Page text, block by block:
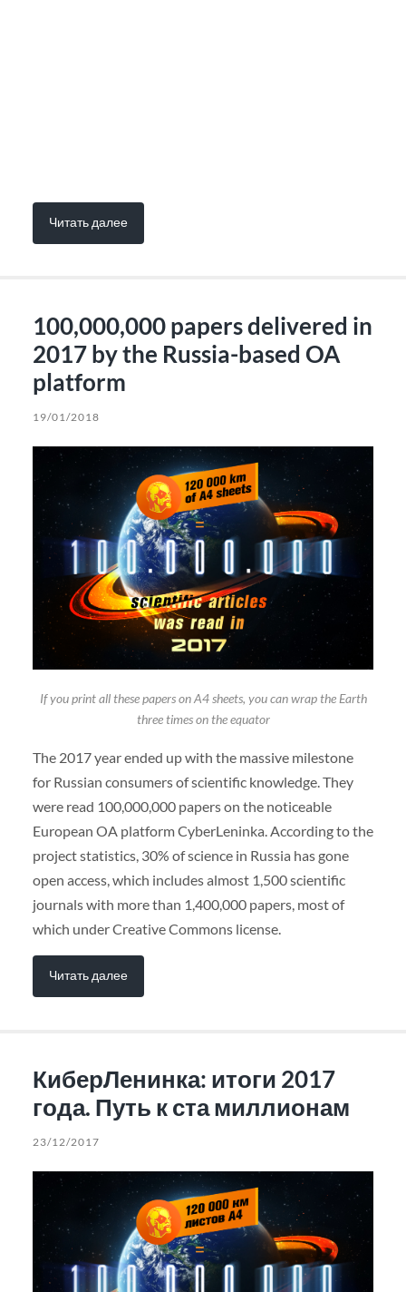
Читать далее
100,000,000 papers delivered in
2017 by the Russia-based OA
platform
19/01/2018
If you print all these papers on A4 sheets, you can wrap the Earth
three times on the equator
The 2017 year ended up with the massive milestone
for Russian consumers of scientific knowledge. They
were read 100,000,000 papers on the noticeable
European OA platform CyberLeninka. According to the
project statistics, 30% of science in Russia has gone
open access, which includes almost 1,500 scientific
journals with more than 1,400,000 papers, most of
which under Creative Commons license.
Читать далее
КиберЛенинка: итоги 2017
года. Путь к ста миллионам
23/12/2017